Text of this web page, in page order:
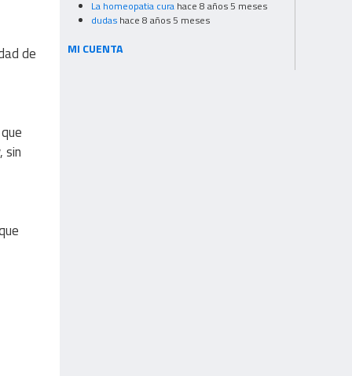
de
sin
La homeopatia cura hace 8 años 5 meses
dudas hace 8 años 5 meses
MI CUENTA